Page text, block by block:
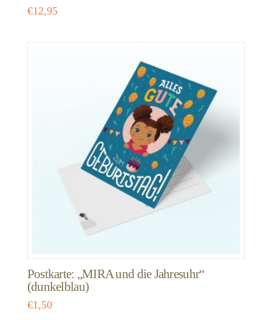
€12,95
Postkarte: „MIRA und die Jahresuhr“
(dunkelblau)
€1,50